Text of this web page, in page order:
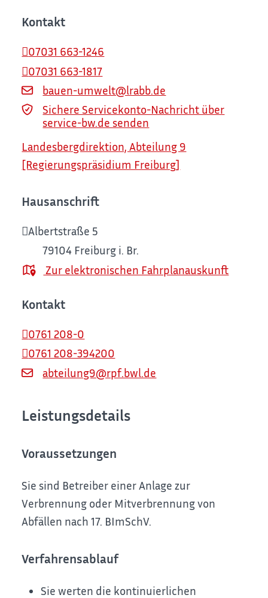
Kontakt
07031 663-1246
07031 663-1817
bauen-umwelt@lrabb.de
Sichere Servicekonto-Nachricht über
service-bw.de senden
Landesbergdirektion, Abteilung 9
[Regierungspräsidium Freiburg]
Hausanschrift
Albertstraße 5
79104 Freiburg i. Br.
Zur elektronischen Fahrplanauskunft
Kontakt
0761 208-0
0761 208-394200
abteilung9@rpf.bwl.de
Leistungsdetails
Voraussetzungen
Sie sind Betreiber einer Anlage zur
Verbrennung oder Mitverbrennung von
Abfällen nach 17. BImSchV.
Verfahrensablauf
Sie werten die kontinuierlichen